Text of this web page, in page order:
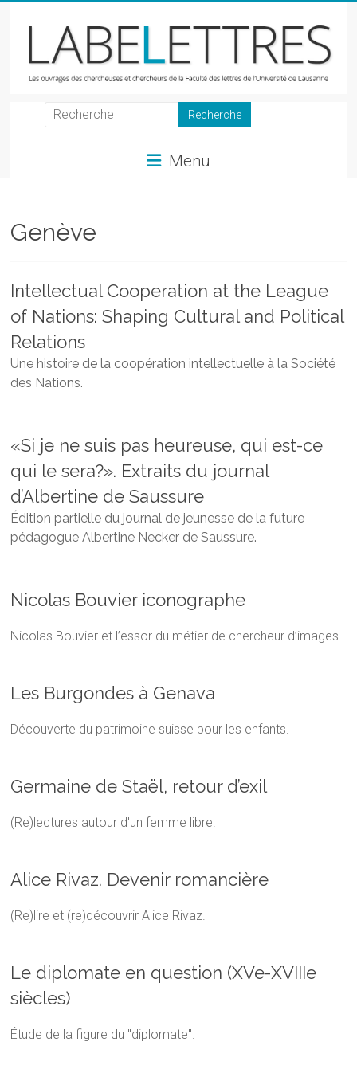
LabeLettres
et
chercheurs
Faculté
des
lettres
Menu
Genève
Intellectual Cooperation at the League
of Nations: Shaping Cultural and Political
Relations
Une histoire de la coopération intellectuelle à la Société
des Nations.
«Si je ne suis pas heureuse, qui est-ce
qui le sera?». Extraits du journal
d’Albertine de Saussure
Édition partielle du journal de jeunesse de la future
pédagogue Albertine Necker de Saussure.
Nicolas Bouvier iconographe
Nicolas Bouvier et l’essor du métier de chercheur d’images.
Les Burgondes à Genava
Découverte du patrimoine suisse pour les enfants.
Germaine de Staël, retour d’exil
(Re)lectures autour d'un femme libre.
Alice Rivaz. Devenir romancière
(Re)lire et (re)découvrir Alice Rivaz.
Le diplomate en question (XVe-XVIIIe
siècles)
Étude de la figure du "diplomate".